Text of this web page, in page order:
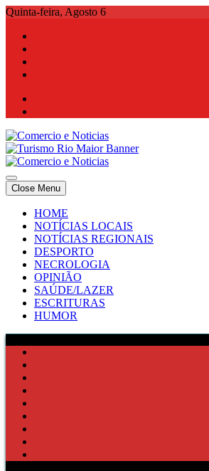
Skip
content
Quinta-feira, Agosto 6
Comercio e Noticias
Notícias e Publicidade Online
Comercio e Noticias
Notícias e Publicidade Online
Close Menu
HOME
NOTÍCIAS LOCAIS
NOTÍCIAS REGIONAIS
DESPORTO
NECROLOGIA
OPINIÃO
SAÚDE/LAZER
ESCRITURAS
HUMOR